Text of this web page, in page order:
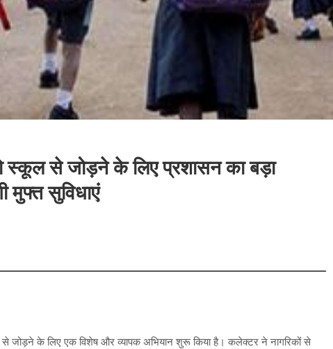
स्कूल से जोड़ने के लिए प्रशासन का बड़ा
मुफ्त सुविधाएं
से जोड़ने के लिए एक विशेष और व्यापक अभियान शुरू किया है। कलेक्टर ने नागरिकों से